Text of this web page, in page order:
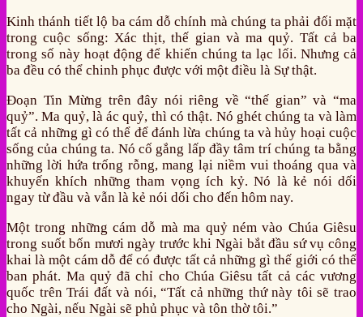
Kinh thánh tiết lộ ba cám dỗ chính mà chúng ta phải đối mặt
trong cuộc sống: Xác thịt, thế gian và ma quỷ. Tất cả ba
trong số này hoạt động để khiến chúng ta lạc lối. Nhưng cả
ba đều có thể chinh phục được với một điều là Sự thật.
Đoạn Tin Mừng trên đây nói riêng về “thế gian” và “ma
quỷ”. Ma quỷ, là ác quỷ, thì có thật. Nó ghét chúng ta và làm
tất cả những gì có thể để đánh lừa chúng ta và hủy hoại cuộc
sống của chúng ta. Nó cố gắng lấp đầy tâm trí chúng ta bằng
những lời hứa trống rỗng, mang lại niềm vui thoáng qua và
khuyến khích những tham vọng ích kỷ. Nó là kẻ nói dối
ngay từ đầu và vẫn là kẻ nói dối cho đến hôm nay.
Một trong những cám dỗ mà ma quỷ ném vào Chúa Giêsu
trong suốt bốn mươi ngày trước khi Ngài bắt đầu sứ vụ công
khai là một cám dỗ để có được tất cả những gì thế giới có thể
ban phát. Ma quỷ đã chỉ cho Chúa Giêsu tất cả các vương
quốc trên Trái đất và nói, “Tất cả những thứ này tôi sẽ trao
cho Ngài, nếu Ngài sẽ phủ phục và tôn thờ tôi.”